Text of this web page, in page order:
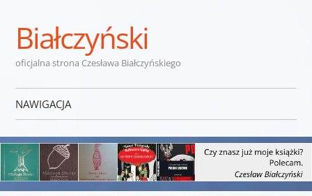
Białczyński
oficjalna strona Czesława Białczyńskiego
NAWIGACJA